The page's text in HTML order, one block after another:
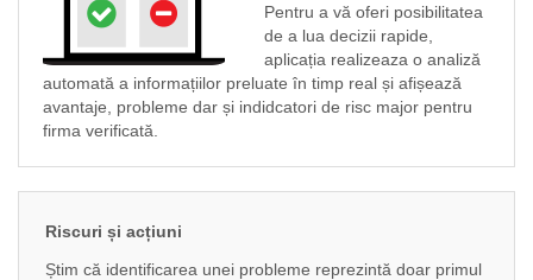
Pentru a vă oferi posibilitatea
de a lua decizii rapide,
aplicația realizeaza o analiză
automată a informațiilor preluate în timp real și afișează
avantaje, probleme dar și indidcatori de risc major pentru
firma verificată.
Riscuri și acțiuni
Știm că identificarea unei probleme reprezintă doar primul